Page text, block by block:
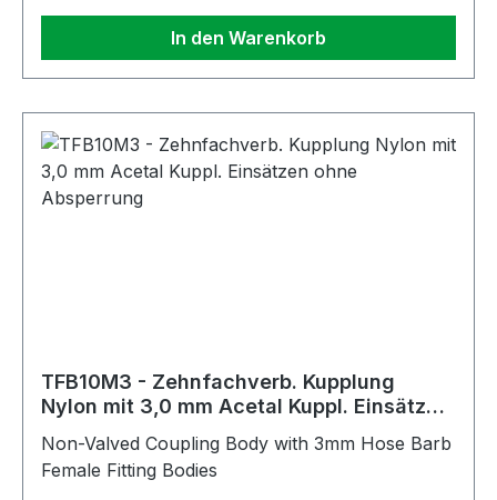
In den Warenkorb
TFB10M3 - Zehnfachverb. Kupplung
Nylon mit 3,0 mm Acetal Kuppl. Einsätzen
Non-Valved Coupling Body with 3mm Hose Barb
Female Fitting Bodies